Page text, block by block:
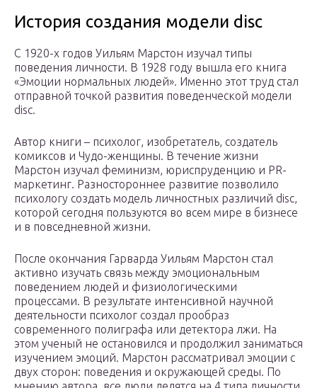
История создания модели disc
С 1920-х годов Уильям Марстон изучал типы
поведения личности. В 1928 году вышла его книга
«Эмоции нормальных людей». Именно этот труд стал
отправной точкой развития поведенческой модели
disc.
Автор книги – психолог, изобретатель, создатель
комиксов и Чудо-женщины. В течение жизни
Марстон изучал феминизм, юриспруденцию и PR-
маркетинг. Разностороннее развитие позволило
психологу создать модель личностных различий disc,
которой сегодня пользуются во всем мире в бизнесе
и в повседневной жизни.
После окончания Гарварда Уильям Марстон стал
активно изучать связь между эмоциональным
поведением людей и физиологическими
процессами. В результате интенсивной научной
деятельности психолог создал прообраз
современного полиграфа или детектора лжи. На
этом ученый не остановился и продолжил заниматься
изучением эмоций. Марстон рассматривал эмоции с
двух сторон: поведения и окружающей среды. По